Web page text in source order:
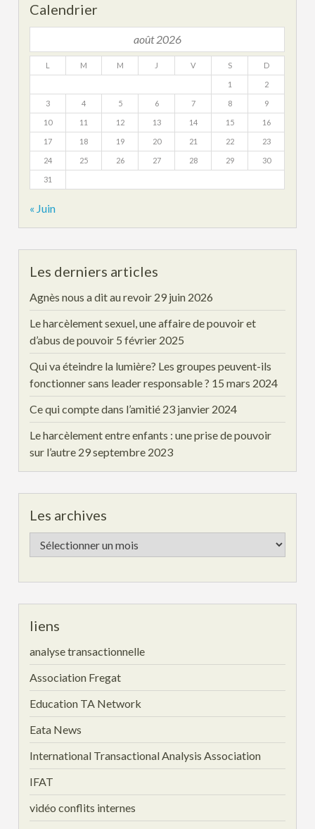
Calendrier
août 2026
L M M J V S D
1 2
3 4 5 6 7 8 9
10 11 12 13 14 15 16
17 18 19 20 21 22 23
24 25 26 27 28 29 30
31
« Juin
Les derniers articles
Agnès nous a dit au revoir 29 juin 2026
Le harcèlement sexuel, une affaire de pouvoir et
d’abus de pouvoir 5 février 2025
Qui va éteindre la lumière? Les groupes peuvent-ils
fonctionner sans leader responsable ? 15 mars 2024
Ce qui compte dans l’amitié 23 janvier 2024
Le harcèlement entre enfants : une prise de pouvoir
sur l’autre 29 septembre 2023
Les archives
Les
archives
liens
analyse transactionnelle
Association Fregat
Education TA Network
Eata News
International Transactional Analysis Association
IFAT
vidéo conflits internes